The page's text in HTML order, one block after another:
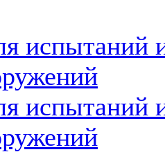
испытаний
испытаний